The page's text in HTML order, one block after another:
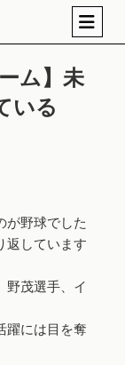
ム】未
いる
が野球でした
返しています
野茂選手、イ
躍には目を奪